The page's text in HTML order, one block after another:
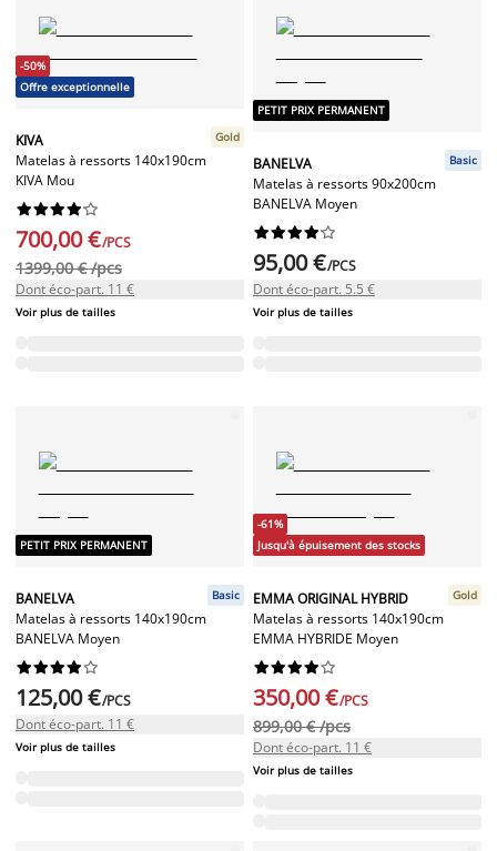
-50%
Offre exceptionnelle
KIVA
Matelas à ressorts 140x190cm
KIVA Mou
Gold






700,00 €/PCS
1399,00 € /pcs
Dont éco-part. 11 €
Voir plus de tailles
PETIT PRIX PERMANENT
BANELVA
Matelas à ressorts 90x200cm
BANELVA Moyen
Basic






95,00 €/PCS
Dont éco-part. 5.5 €
Voir plus de tailles
PETIT PRIX PERMANENT
BANELVA
Matelas à ressorts 140x190cm
BANELVA Moyen
Basic






125,00 €/PCS
Dont éco-part. 11 €
Voir plus de tailles
-61%
Jusqu'à épuisement des stocks
EMMA ORIGINAL HYBRID
Matelas à ressorts 140x190cm
EMMA HYBRIDE Moyen
Gold






350,00 €/PCS
899,00 € /pcs
Dont éco-part. 11 €
Voir plus de tailles